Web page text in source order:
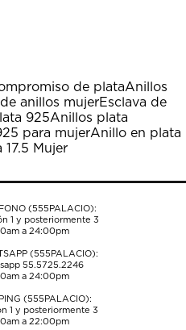
de plataAnillos
de anillos mujerEsclava de
925Anillos plata
para mujerAnillo en plata
17.5 Mujer
(555PALACIO):
1 y posteriormente 3
a 24:00pm
(555PALACIO):
55.5725.2246
a 24:00pm
(555PALACIO):
1 y posteriormente 3
a 22:00pm